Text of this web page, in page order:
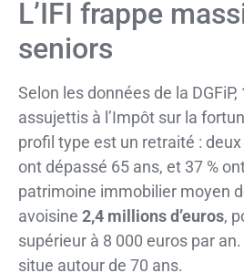
L’IFI frappe
seniors
Selon les données de la DGFiP,
assujettis à l’Impôt sur la
profil type est un retraité :
ont dépassé 65 ans, et 37 %
patrimoine immobilier moyen
avoisine 2,4 millions d’euros,
supérieur à 8 000 euros par
situe autour de 70 ans.